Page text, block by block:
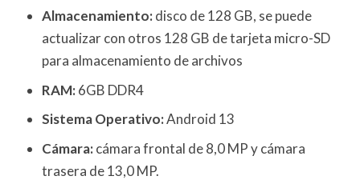
Almacenamiento:disco de 128 GB, se puede
actualizar con otros 128 GB de tarjeta micro-SD
para almacenamiento de archivos
RAM:6GB DDR4
Sistema Operativo:Android 13
Cámara:cámara frontal de 8,0 MP y cámara
trasera de 13,0 MP.